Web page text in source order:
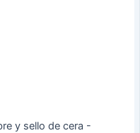
y sello de cera -